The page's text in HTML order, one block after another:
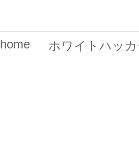
home ホワイトハッ